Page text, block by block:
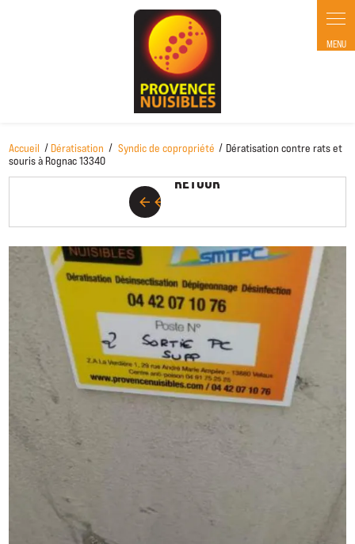
Accueil Dératisation Syndic de copropriété
Dératisation contre rats et
souris à Rognac 13340
arrow_back arrow_back
RETOUR
RETOUR
Panneau de gestion des cookies